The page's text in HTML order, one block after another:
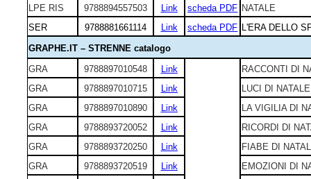
LPE RIS
9788894557503 Link scheda PDF NATALE
SER
9788881661114 Link scheda PDF L'ERA DELLO
GRAPHE.IT – STRENNE catalogo
GRA
9788897010548 Link
RACCONTI DI
GRA
9788897010715 Link
LUCI DI NATALE
GRA
9788897010890 Link
LA VIGILIA DI
GRA
9788893720052 Link
RICORDI DI
GRA
9788893720250 Link
FIABE DI
GRA
9788893720519 Link
EMOZIONI DI